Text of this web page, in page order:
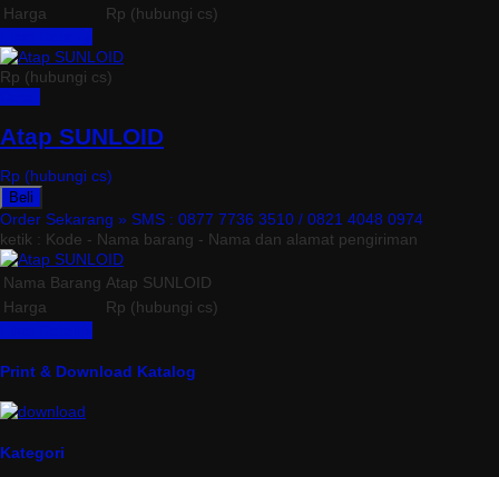
Harga
Rp (hubungi cs)
Rp (hubungi cs)
Atap SUNLOID
Rp (hubungi cs)
Beli
Order Sekarang » SMS : 0877 7736 3510 / 0821 4048 0974
ketik : Kode - Nama barang - Nama dan alamat pengiriman
Nama Barang Atap SUNLOID
Harga
Rp (hubungi cs)
Print & Download Katalog
Kategori